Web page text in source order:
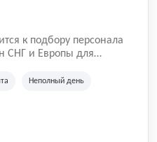
к подбору персонала
СНГ и Европы для
информационным
Неполный день